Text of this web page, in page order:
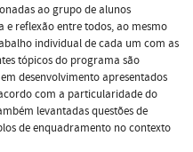
ao grupo de alunos
reflexão entre todos, ao mesmo
individual de cada um com as
tópicos do programa são
desenvolvimento apresentados
com a particularidade do
levantadas questões de
de enquadramento no contexto